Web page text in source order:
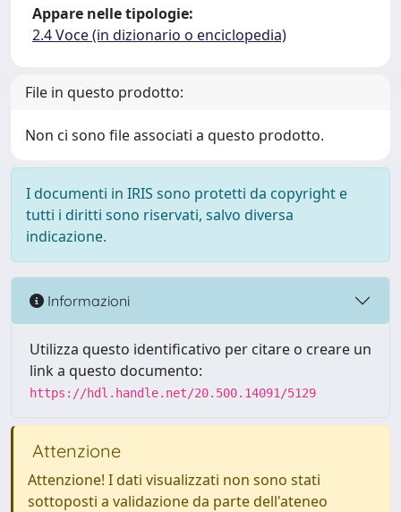
Appare nelle tipologie:
2.4 Voce (in dizionario o enciclopedia)
File in questo prodotto:
Non ci sono file associati a questo prodotto.
I documenti in IRIS sono protetti da copyright e
tutti i diritti sono riservati, salvo diversa
indicazione.
Informazioni
Utilizza questo identificativo per citare o creare un
link a questo documento:
https://hdl.handle.net/20.500.14091/5129
Attenzione
Attenzione! I dati visualizzati non sono stati
sottoposti a validazione da parte dell'ateneo